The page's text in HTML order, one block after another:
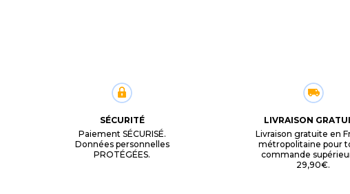
SÉCURITÉ
Paiement SÉCURISÉ.
Données personnelles
PROTÉGÉES.
LIVRAISON
Livraison gratuite en
métropolitaine pour
commande
29,90€.